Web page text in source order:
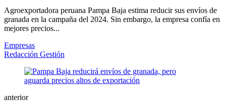
Agroexportadora peruana Pampa Baja estima reducir sus envíos de
granada en la campaña del 2024. Sin embargo, la empresa confía en
mejores precios...
Empresas
Redacción Gestión
anterior